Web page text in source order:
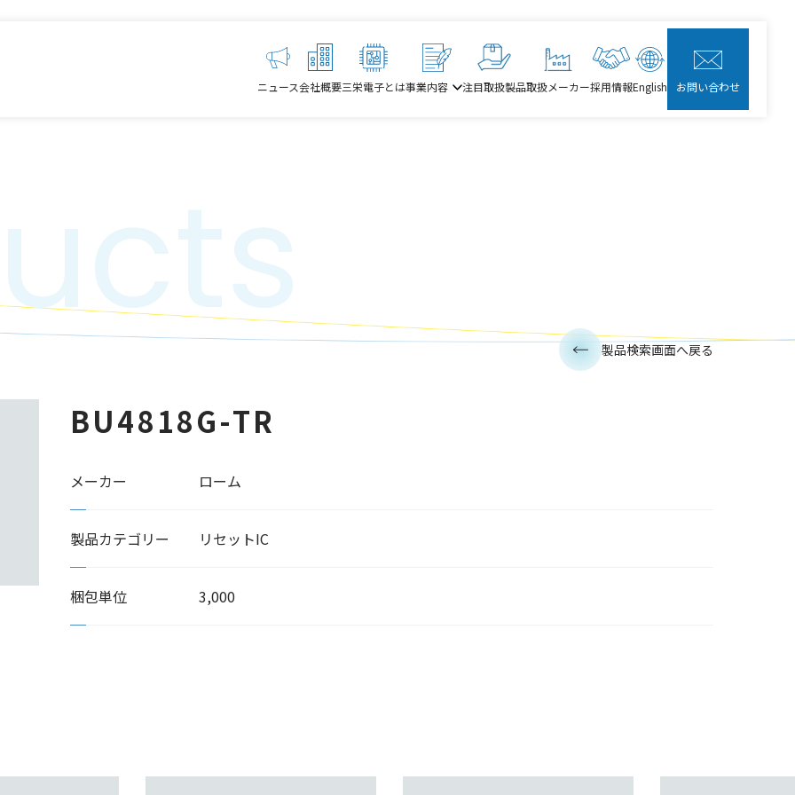
ニュース会社概要三栄電子とは事業内容 注目取扱製品取扱メーカー採用情報English お問い合わせ
BU4818G-TR
メーカー ローム
製品カテゴリー リセットIC
梱包単位 3,000
製品検索画面へ戻る